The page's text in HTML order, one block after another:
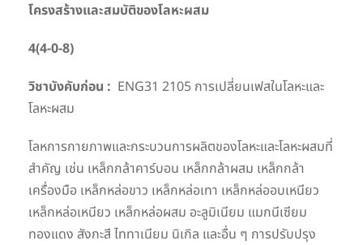
โครงสร้างและสมบัติของโลหะผสม
4(4-0-8)
วิชาบังคับก่อน : ENG31 2105 การเปลี่ยนเฟสในโลหะและ
โลหะผสม
โลหการกายภาพและกระบวนการผลิตของโลหะและโลหะผสมที่
สำคัญ เช่น เหล็กกล้าคาร์บอน เหล็กกล้าผสม เหล็กกล้า
เครื่องมือ เหล็กหล่อขาว เหล็กหล่อเทา เหล็กหล่ออบเหนียว
เหล็กหล่อเหนียว เหล็กหล่อผสม อะลูมิเนียม แมกนีเซียม
ทองแดง สังกะสี ไททาเนียม นิเกิล และอื่น ๆ การปรับปรุง